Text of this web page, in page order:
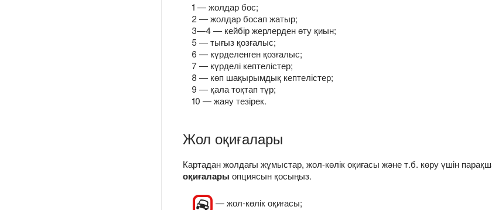
1 — жолдар бос;
2 — жолдар босап жатыр;
3—4 — кейбір жерлерден өту қиын;
5 — тығыз қозғалыс;
6 — күрделенген қозғалыс;
7 — күрделі кептелістер;
8 — көп шақырымдық кептелістер;
9 — қала тоқтап тұр;
10 — жаяу тезірек.
Жол оқиғалары
Картадан жолдағы жұмыстар, жол-көлік оқиғасы және т.б. көру үшін
оқиғалары опциясын қосыңыз.
— жол-көлік оқиғасы;